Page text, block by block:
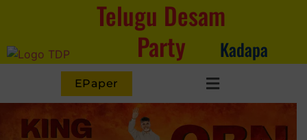
Telugu Desam
Party
Kadapa
EPaper